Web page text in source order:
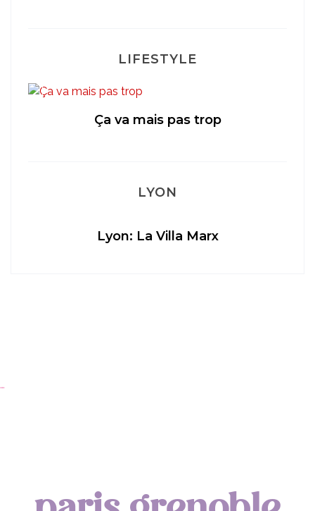
LIFESTYLE
Ça va mais pas trop
LYON
Lyon: La Villa Marx
…